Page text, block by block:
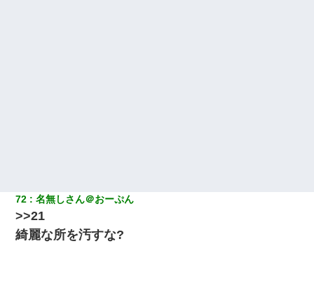
72 名無しさん＠おーぷん
>>21
綺麗な所を汚すな?